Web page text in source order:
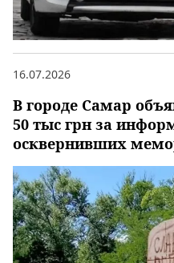
В городе Самар
50 тыс грн за
осквернивших
16.07.2026